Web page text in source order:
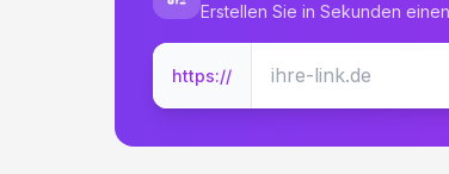
Erstellen Sie in Sekunden
https://